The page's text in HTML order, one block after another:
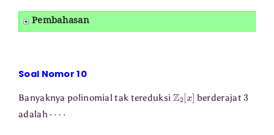
Pembahasan
Soal Nomor 10
Banyaknya polinomial tak tereduksi Z2 [ x] berderajat3
adalah